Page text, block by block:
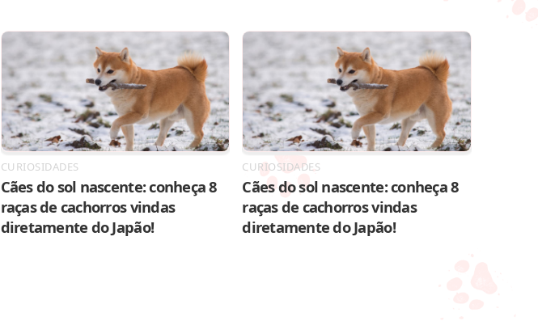
CURIOSIDADES
Cães do sol nascente: conheça 8
raças de cachorros vindas
diretamente do Japão!
CURIOSIDADES
Cães do sol nascente: conheça 8
raças de cachorros vindas
diretamente do Japão!